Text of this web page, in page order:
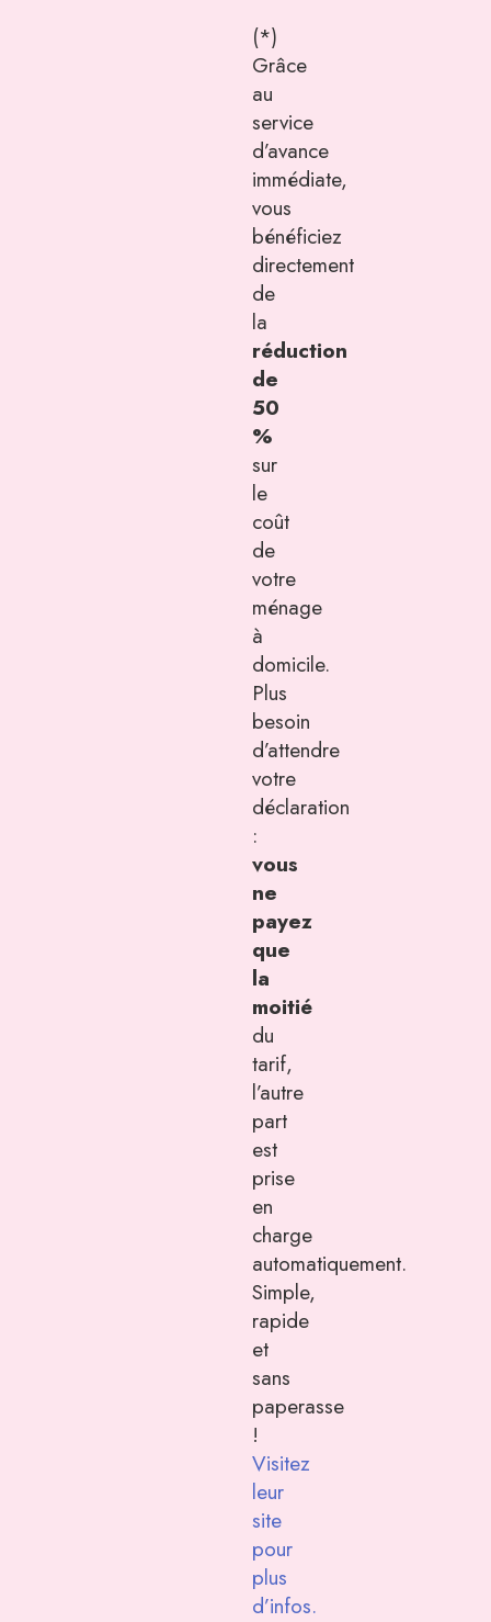
(*)
Grâce
au
service
d’avance
immédiate,
vous
bénéficiez
directement
de
la
réduction
de
50
%
sur
le
coût
de
votre
ménage
à
domicile.
Plus
besoin
d’attendre
votre
déclaration
:
vous
ne
payez
que
la
moitié
du
tarif,
l’autre
part
est
prise
en
charge
automatiquement.
Simple,
rapide
et
sans
paperasse
!
Visitez
leur
site
pour
plus
d’infos.